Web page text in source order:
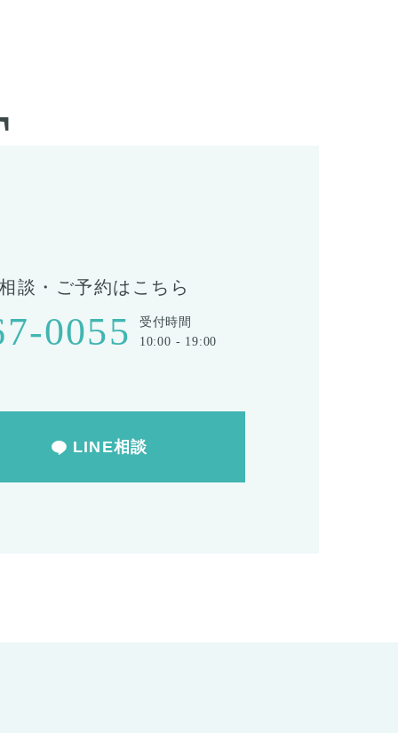
談・ご予約はこちら
0055
受付時間
10:00 - 19:00
LINE相談